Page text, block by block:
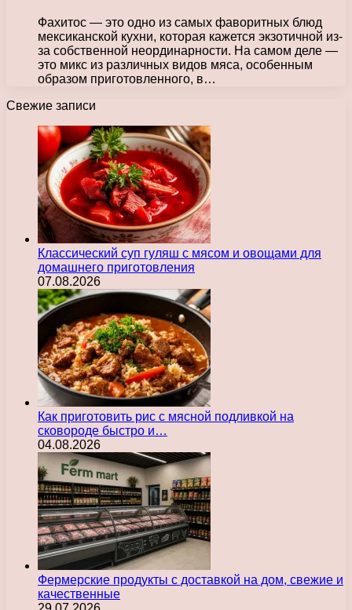
Фахитос — это одно из самых фаворитных блюд
мексиканской кухни, которая кажется экзотичной из-
за собственной неординарности. На самом деле —
это микс из различных видов мяса, особенным
образом приготовленного, в…
Свежие записи
Классический суп гуляш с мясом и овощами для
домашнего приготовления
07.08.2026
Как приготовить рис с мясной подливкой на
сковороде быстро и…
04.08.2026
Фермерские продукты с доставкой на дом, свежие и
качественные